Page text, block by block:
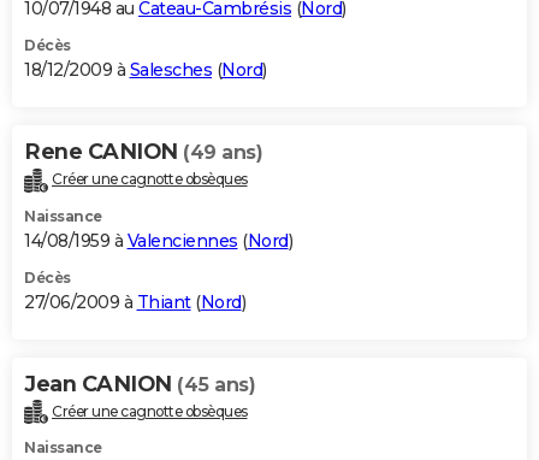
10/07/1948 au Cateau-Cambrésis (Nord)
Décès
18/12/2009 à Salesches (Nord)
Rene CANION (49 ans)
Créer une cagnotte obsèques
Naissance
14/08/1959 à Valenciennes (Nord)
Décès
27/06/2009 à Thiant(Nord)
Jean CANION (45 ans)
Créer une cagnotte obsèques
Naissance